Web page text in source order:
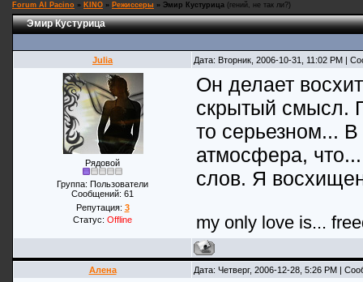
Forum Al Pacino » KINO » Режиссеры » Эмир Кустурица (гений, не так ли?)
Эмир Кустурица
Julia Дата: Вторник, 2006-10-31, 11:02 PM |
Рядовой
Группа: Пользователи
Сообщений: 61
Репутация: 3
Статус: Offline
Он делает
скрытый смысл.
то серьезном... В
атмосфера,
слов. Я
my only love is...
Алена Дата: Четверг, 2006-12-28, 5:26 PM |